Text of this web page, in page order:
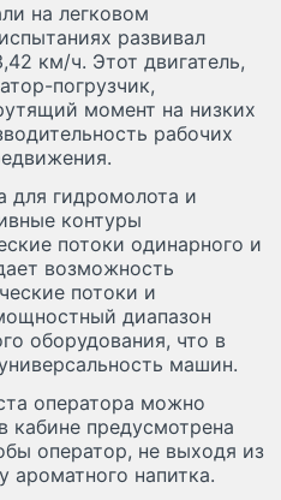
на легковом
развивал
км/ч. Этот двигатель,
погрузчик,
момент на низких
рабочих
для гидромолота и
контуры
потоки одинарного и
возможность
потоки и
диапазон
оборудования, что в
машин.
оператора можно
кабине предусмотрена
оператор, не выходя из
ароматного напитка.